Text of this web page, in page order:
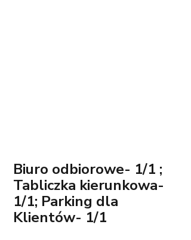
Biuro odbiorowe- 1/1 ;
Tabliczka kierunkowa-
1/1; Parking dla
Klientów- 1/1